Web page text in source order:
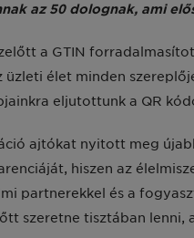
az 50 dolognak, ami
a GTIN
üzleti élet minden
eljutottunk a QR
ajtókat nyitott meg
hiszen az
partnerekkel és a
szeretne tisztában lenni,